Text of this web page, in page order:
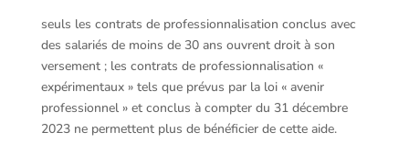
seuls les contrats de professionnalisation conclus avec
des salariés de moins de 30 ans ouvrent droit à son
versement ; les contrats de professionnalisation «
expérimentaux » tels que prévus par la loi « avenir
professionnel » et conclus à compter du 31 décembre
2023 ne permettent plus de bénéficier de cette aide.